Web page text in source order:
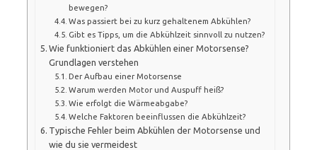
bewegen?
Was passiert bei zu kurz gehaltenem Abkühlen?
Gibt es Tipps, um die Abkühlzeit sinnvoll zu nutzen?
Wie funktioniert das Abkühlen einer Motorsense?
Grundlagen verstehen
Der Aufbau einer Motorsense
Warum werden Motor und Auspuff heiß?
Wie erfolgt die Wärmeabgabe?
Welche Faktoren beeinflussen die Abkühlzeit?
Typische Fehler beim Abkühlen der Motorsense und
wie du sie vermeidest